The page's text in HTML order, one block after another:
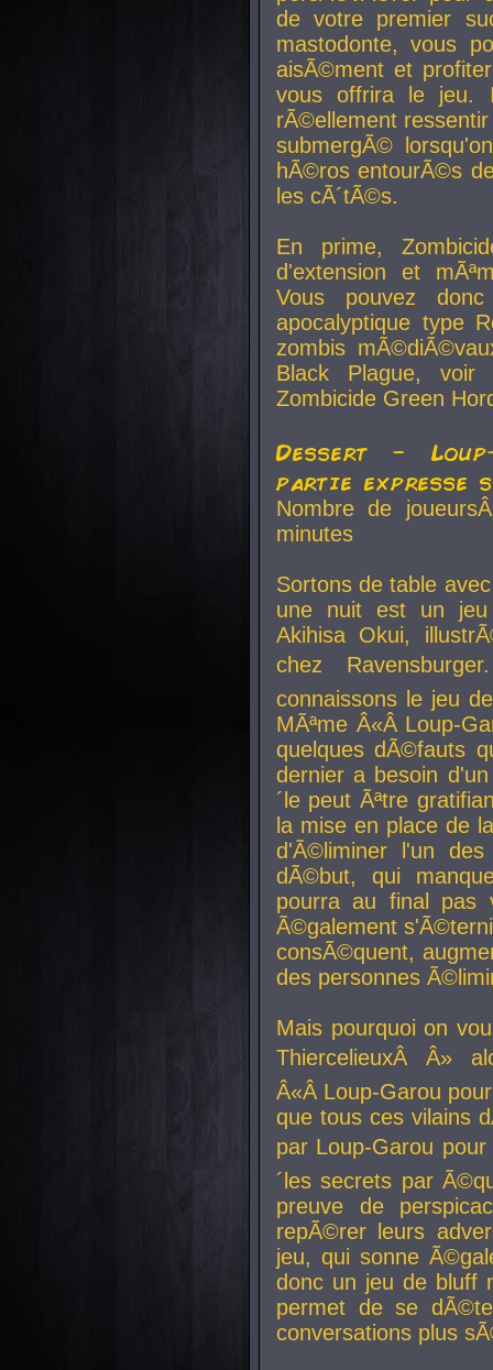
de votre premier
mastodonte, vous
aisÃ©ment et
vous offrira le jeu.
rÃ©ellement
submergÃ©
hÃ©ros entourÃ©s
les cÃ´tÃ©s.
En prime,
d'extension et
Vous pouvez
apocalyptique type
zombis
Black Plague,
Zombicide Green
Dessert -
partie expresse
Nombre de
minutes
Sortons de table
une nuit est un
Akihisa Okui,
chez
connaissons le jeu
MÃªme Â«Â Loup-
quelques dÃ©fauts
dernier a besoin
´le peut Ãªtre
la mise en place de
d'Ã©liminer l'un
dÃ©but, qui
pourra au final pas
Ã©galement
consÃ©quent,
des personnes
Mais pourquoi on
ThiercelieuxÂ Â»
Â«Â Loup-Garou
que tous ces vilains
par Loup-Garou
´les secrets par
preuve de
repÃ©rer leurs
jeu, qui sonne
donc un jeu de bluff
permet de se
conversations plus